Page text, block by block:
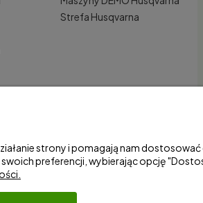
Strefa Husqvarna
strony i pomagają nam
preferencji, wybierając opcję